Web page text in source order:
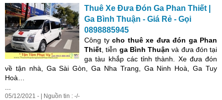
Thuê Xe Đưa Đón Ga Phan Thiết |
Ga Bình Thuận - Giá Rẻ - Gọi
0898885945
Công ty cho thuê xe đưa đón ga Phan
Thiết , tiễn ga Bình Thuận và đưa đón tại
ga tàu khắp các tỉnh thành. Xe đưa đón
về tận nhà, Ga Sài Gòn, Ga Nha Trang, Ga Ninh Hoà, Ga Tuy
Hoà…
05/12/2021 - | Nguồn tin : -/-